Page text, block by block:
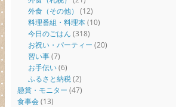
外食（その他） (12)
料理番組・料理本(10)
今日のごはん (318)
お祝い・パーティー (20)
習い事(7)
お手伝い(6)
ふるさと納税(2)
懸賞・モニター (47)
食事会(13)